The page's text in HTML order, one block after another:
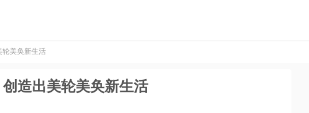
轮美奂新生活
造出美轮美奂新生活